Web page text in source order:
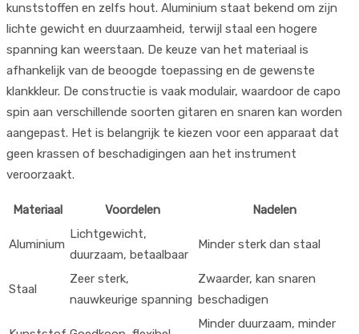
kunststoffen en zelfs hout. Aluminium staat bekend om zijn
lichte gewicht en duurzaamheid, terwijl staal een hogere
spanning kan weerstaan. De keuze van het materiaal is
afhankelijk van de beoogde toepassing en de gewenste
klankkleur. De constructie is vaak modulair, waardoor de capo
spin aan verschillende soorten gitaren en snaren kan worden
aangepast. Het is belangrijk te kiezen voor een apparaat dat
geen krassen of beschadigingen aan het instrument
veroorzaakt.
Materiaal Voordelen Nadelen
Aluminium
Lichtgewicht,
duurzaam, betaalbaar
Minder sterk dan staal
Staal
Zeer sterk,
nauwkeurige spanning
Zwaarder, kan snaren
beschadigen
Minder duurzaam, minder